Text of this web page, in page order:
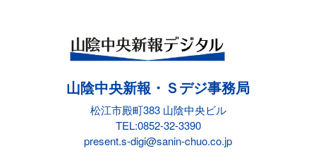
山陰中央新報・Ｓデジ事務局
松江市殿町383 山陰中央ビル
TEL:0852-32-3390
present.s-digi@sanin-chuo.co.jp